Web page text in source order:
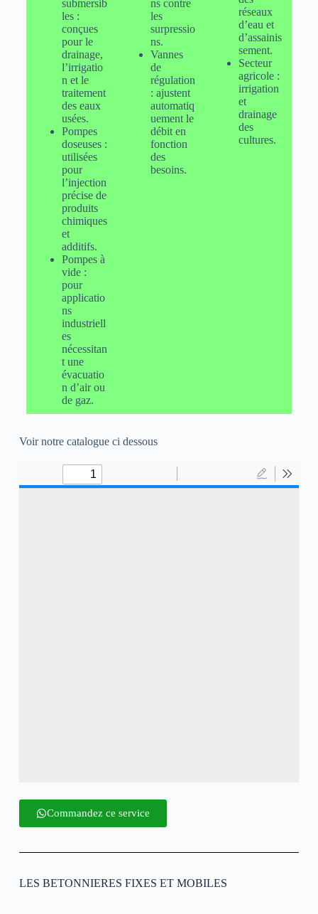
submersib
les :
conçues
pour le
drainage,
l’irrigatio
n et le
traitement
des eaux
usées.
Pompes
doseuses :
utilisées
pour
l’injection
précise de
produits
chimiques
et
additifs.
Pompes à
vide :
pour
applicatio
ns
industriell
es
nécessitan
t une
évacuatio
n d’air ou
de gaz.
ns contre
les
surpressio
ns.
Vannes
de
régulation
: ajustent
automatiq
uement le
débit en
fonction
des
besoins.
réseaux
d’eau et
d’assainis
sement.
Secteur
agricole :
irrigation
et
drainage
des
cultures.
Voir notre catalogue ci dessous
Commandez ce service
LES BETONNIERES FIXES ET MOBILES